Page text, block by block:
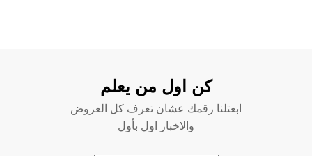
كن اول من يعلم
ابعتلنا رقمك عشان تعرف كل العروض
والاخبار اول بأول